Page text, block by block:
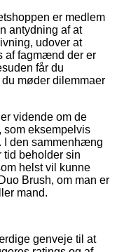
er medlem
antydning af at
udover at
af fagmænd der er
får du
møder dilemmaer
vidende om de
som eksempelvis
I den sammenhæng
tid beholder sin
helst vil kunne
Brush, om man er
mand.
genveje til at